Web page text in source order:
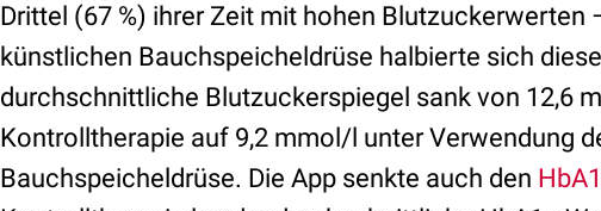
Drittel (67 %) ihrer Zeit mit hohen Blutzuckerwerten
künstlichen Bauchspeicheldrüse halbierte sich
durchschnittliche Blutzuckerspiegel sank von 12,6
Kontrolltherapie auf 9,2 mmol/l unter Verwendung
Bauchspeicheldrüse. Die App senkte auch den